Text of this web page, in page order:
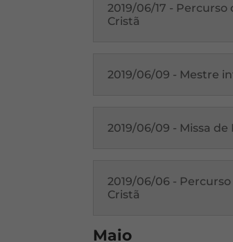
2019/06/17 -
Cristã
2019/06/09 - Mestre
2019/06/09 - Missa
2019/06/06 -
Cristã
Maio